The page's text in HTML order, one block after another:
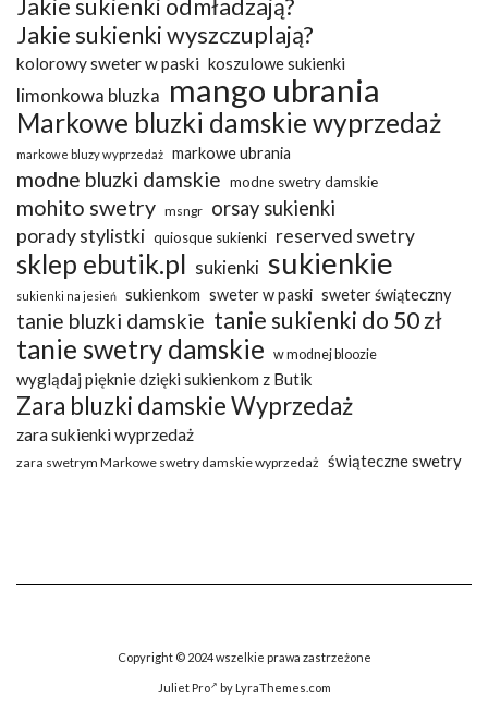
Jakie sukienki odmładzają?
Jakie sukienki wyszczuplają?
kolorowy sweter w paski koszulowe sukienki
limonkowa bluzka mango ubrania
Markowe bluzki damskie wyprzedaż
markowe bluzy wyprzedaż markowe ubrania
modne bluzki damskie modne swetry damskie
mohito swetry msngr orsay sukienki
porady stylistki quiosque sukienki reserved swetry
sklep ebutik.pl sukienki sukienkie
sukienki na jesień sukienkom sweter w paski sweter świąteczny
tanie bluzki damskie tanie sukienki do 50 zł
tanie swetry damskie w modnej bloozie
wyglądaj pięknie dzięki sukienkom z Butik
Zara bluzki damskie Wyprzedaż
zara sukienki wyprzedaż
zara swetrym Markowe swetry damskie wyprzedaż świąteczne swetry
Copyright © 2024 wszelkie prawa zastrzeżone
Juliet Pro by LyraThemes.com